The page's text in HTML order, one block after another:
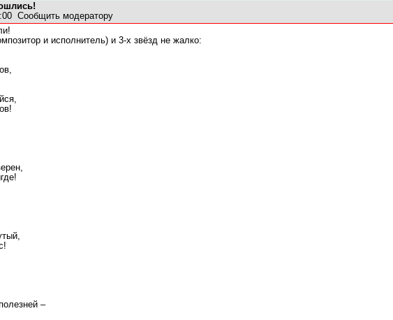
Сообщить модератору
и исполнитель) и 3-х звёзд не жалко:
–